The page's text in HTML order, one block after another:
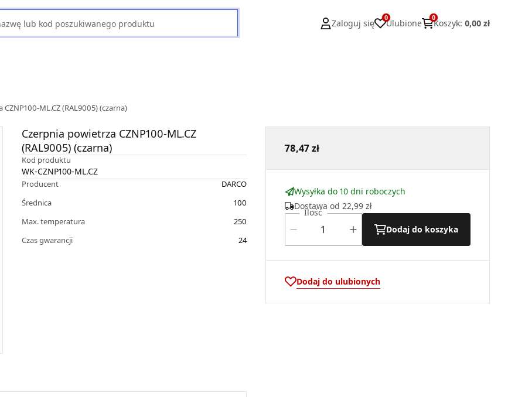
Zaloguj się
0
Ulubione
0
Koszyk: 0,00 zł
ML.CZ (RAL9005) (czarna)
Czerpnia powietrza CZNP100-ML.CZ
(RAL9005) (czarna)
Kod produktu
WK-CZNP100-ML.CZ
Producent
DARCO
Średnica
100
Max. temperatura
250
Czas gwarancji
24
78,47 zł
Wysyłka do 10 dni roboczych
Dostawa od 22,99 zł
Ilość
Dodaj do koszyka
Dodaj do ulubionych